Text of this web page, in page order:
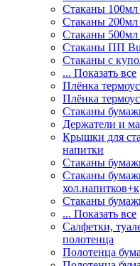
Стаканы 100мл
Стаканы 200мл
Стаканы 500мл
Стаканы ПП
Стаканы с
... Показать все
Плёнка
Плёнка
Стаканы
Держатели и
Крышки для
напитки
Стаканы
Стаканы
Стаканы
... Показать все
Салфетки,
полотенца
Полотенца